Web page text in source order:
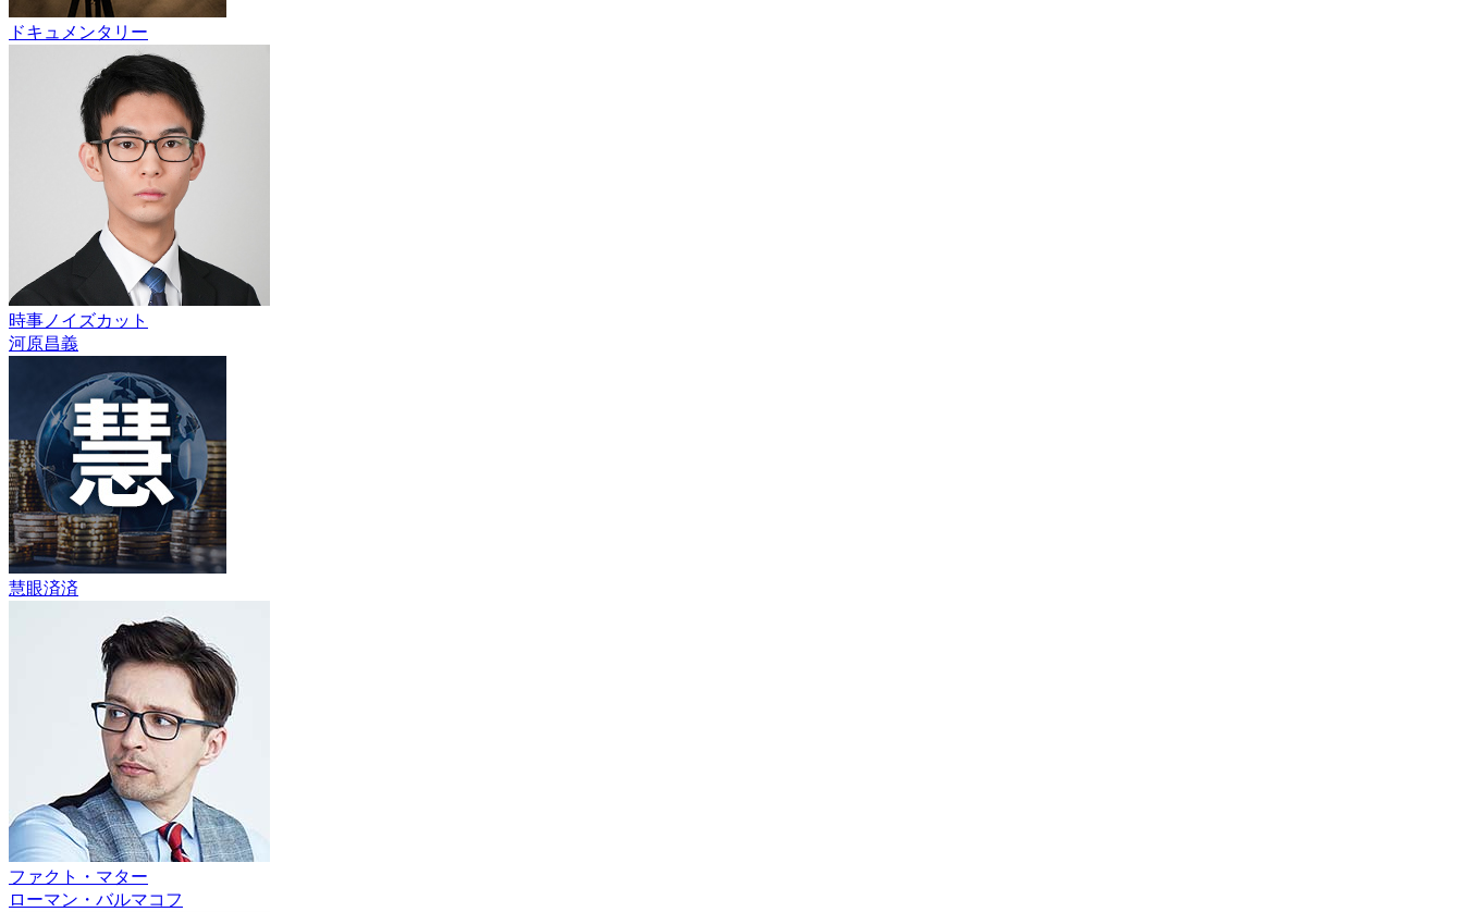
ドキュメンタリー
時事ノイズカット
河原昌義
慧眼済済
ファクト・マター
ローマン・バルマコフ